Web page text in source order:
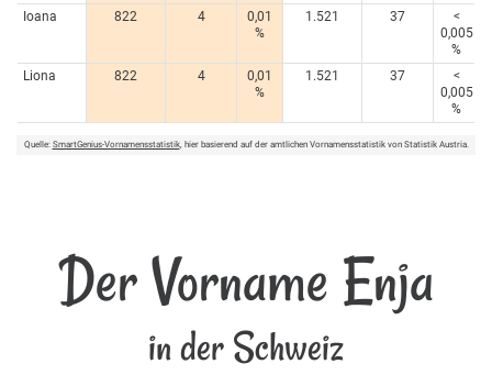
Ioana
822 4
0,01
%
1.521 37
<
0,005
%
Liona
822 4
0,01
%
1.521 37
<
0,005
%
Quelle: SmartGenius-Vornamensstatistik, hier basierend auf der amtlichen Vornamensstatistik von Statistik Austria.
Der Vorname Enja
in der Schweiz